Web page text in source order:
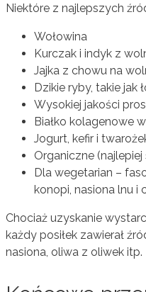
Niektóre z najlepszych
Wołowina
Kurczak i indyk z
Jajka z chowu na
Dzikie ryby, takie jak
Wysokiej jakości
Białko kolagenowe
Jogurt, kefir i
Organiczne
Dla wegetarian –
konopi, nasiona lnu i
Chociaż uzyskanie
każdy posiłek zawierał
nasiona, oliwa z oliwek itp.